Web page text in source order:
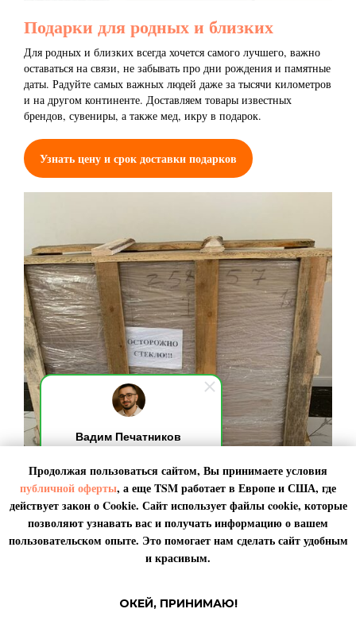
Вадим Печатников
обычно отвечаю за 10 секунд.
По любым вопросами пишите
мне. Я онлайн.
Продолжая пользоваться сайтом, Вы принимаете условия
публичной оферты, а еще TSM работает в ЕвропеиСША, где
действует закон о Cookie. Сайт использует файлы cookie, которые
позволяют узнавать вас и получать информацию о вашем
пользовательском опыте. Это помогает нам сделать сайт удобным
и красивым.
ОКЕЙ, ПРИНИМАЮ!
Подарки для родных и близких
Для родных и близких всегда хочется самого лучшего, важно
оставаться на связи, не забывать про дни рождения и памятные
даты. Радуйте самых важных людей даже за тысячи километров
и на другом континенте. Доставляем товары известных
брендов, сувениры, а также мед, икру в подарок.
Узнать цену и срок доставки подарков
Крупногабаритные грузы, переезды
Организовываем доставку по России и за рубеж негабаритных